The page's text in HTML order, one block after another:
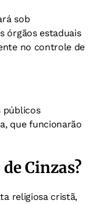
sob
órgãos estaduais
no controle de
públicos
que funcionarão
Cinzas?
religiosa cristã,